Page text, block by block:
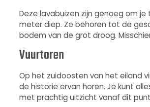
Deze lavabuizen zijn genoeg om
meter diep. Ze behoren tot de
bodem van de grot droog.
Vuurtoren
Op het zuidoosten van het eiland
de historie ervan horen. Je kunt
met prachtig uitzicht vanaf dit